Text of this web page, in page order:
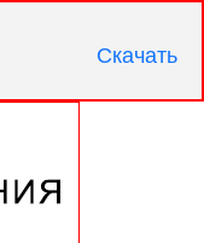
Скачать